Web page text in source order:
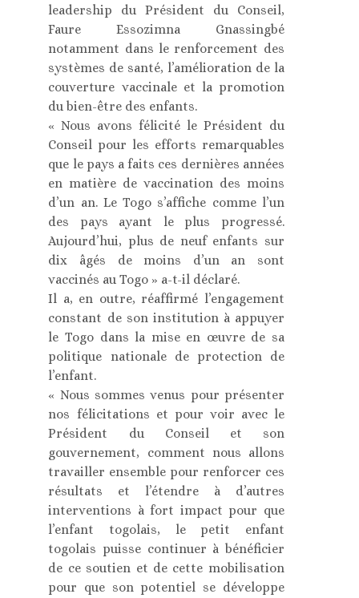
leadership du Président du Conseil,
Faure Essozimna Gnassingbé
notamment dans le renforcement des
systèmes de santé, l’amélioration de la
couverture vaccinale et la promotion
du bien-être des enfants.
« Nous avons félicité le Président du
Conseil pour les efforts remarquables
que le pays a faits ces dernières années
en matière de vaccination des moins
d’un an. Le Togo s’affiche comme l’un
des pays ayant le plus progressé.
Aujourd’hui, plus de neuf enfants sur
dix âgés de moins d’un an sont
vaccinés au Togo » a-t-il déclaré.
Il a, en outre, réaffirmé l’engagement
constant de son institution à appuyer
le Togo dans la mise en œuvre de sa
politique nationale de protection de
l’enfant.
« Nous sommes venus pour présenter
nos félicitations et pour voir avec le
Président du Conseil et son
gouvernement, comment nous allons
travailler ensemble pour renforcer ces
résultats et l’étendre à d’autres
interventions à fort impact pour que
l’enfant togolais, le petit enfant
togolais puisse continuer à bénéficier
de ce soutien et de cette mobilisation
pour que son potentiel se développe